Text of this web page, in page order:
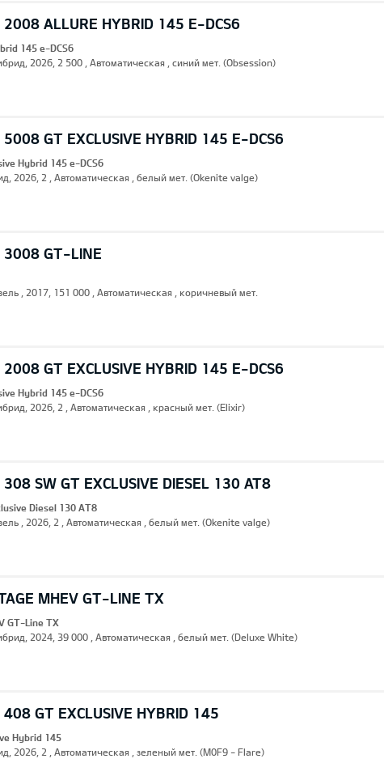
2008 ALLURE HYBRID 145 E-DCS6
145 e-DCS6
2026, 2 500 , Автоматическая , синий мет. (Obsession)
5008 GT EXCLUSIVE HYBRID 145 E-DCS6
Hybrid 145 e-DCS6
2026, 2 , Автоматическая , белый мет. (Okenite valge)
3008 GT-LINE
, 2017, 151 000 , Автоматическая , коричневый мет.
2008 GT EXCLUSIVE HYBRID 145 E-DCS6
Hybrid 145 e-DCS6
2026, 2 , Автоматическая , красный мет. (Elixir)
308 SW GT EXCLUSIVE DIESEL 130 AT8
Diesel 130 AT8
, 2026, 2 , Автоматическая , белый мет. (Okenite valge)
MHEV GT-LINE TX
GT-Line TX
2024, 39 000 , Автоматическая , белый мет. (Deluxe White)
408 GT EXCLUSIVE HYBRID 145
Hybrid 145
2026, 2 , Автоматическая , зеленый мет. (M0F9 - Flare)